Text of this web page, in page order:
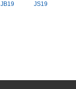
JB19 JS19